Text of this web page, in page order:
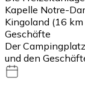
Kapelle Notre-
Kingoland (16
Geschäfte
Der
und den